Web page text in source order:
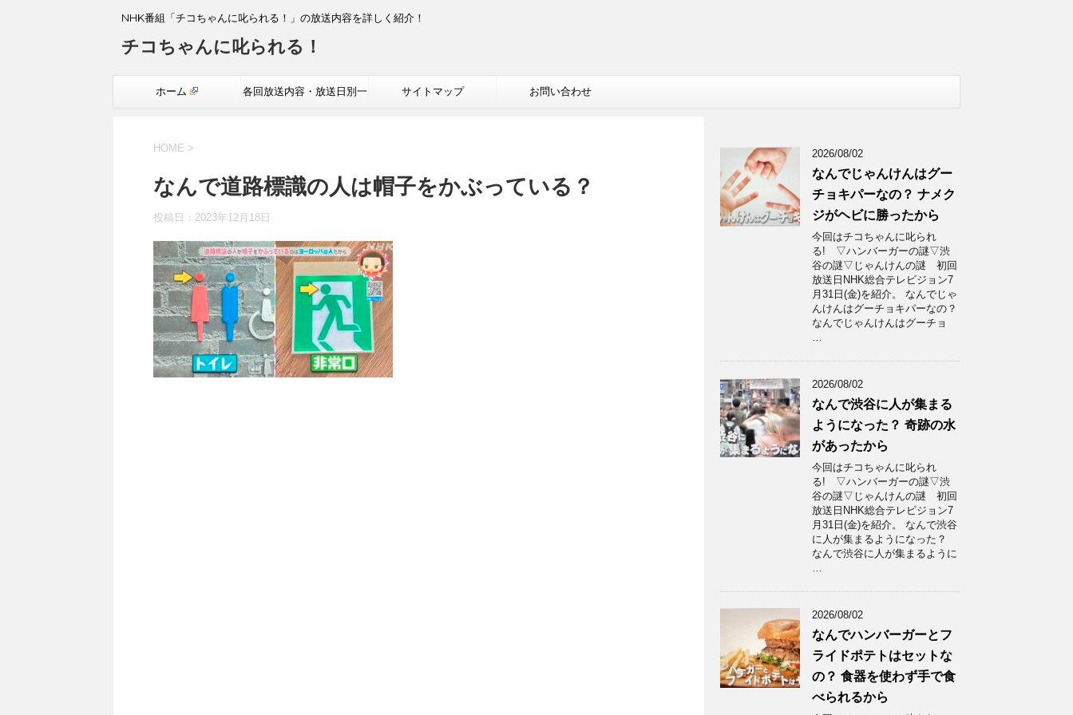
NHK番組「チコちゃんに叱られる！」の放送内容を詳しく紹介！
チコちゃんに叱られる！
ホーム 各回放送内容・放送日別一 サイトマップ お問い合わせ
HOME >
なんで道路標識の人は帽子をかぶっている？
投稿日： 2023年12月18日
2026/08/02
なんでじゃんけんはグー
チョキパーなの？ ナメク
ジがヘビに勝ったから
今回はチコちゃんに叱られ
る! ▽ハンバーガーの謎▽渋
谷の謎▽じゃんけんの謎 初回
放送日NHK総合テレビジョン7
月31日(金)を紹介。 なんでじゃ
んけんはグーチョキパーなの？
なんでじゃんけんはグーチョ
…
2026/08/02
なんで渋谷に人が集まる
ようになった？ 奇跡の水
があったから
今回はチコちゃんに叱られ
る! ▽ハンバーガーの謎▽渋
谷の謎▽じゃんけんの謎 初回
放送日NHK総合テレビジョン7
月31日(金)を紹介。 なんで渋谷
に人が集まるようになった？
なんで渋谷に人が集まるように
…
2026/08/02
なんでハンバーガーとフ
ライドポテトはセットな
の？ 食器を使わず手で食
べられるから